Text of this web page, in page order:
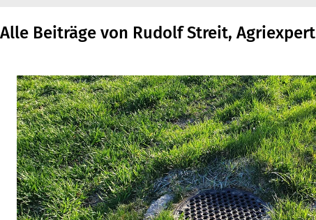
Alle Beiträge von Rudolf Streit, Agriexpert